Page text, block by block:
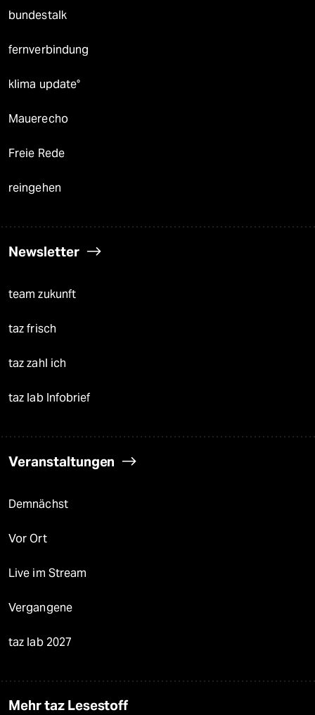
bundestalk
fernverbindung
klima update°
Mauerecho
Freie Rede
reingehen
Newsletter
team zukunft
taz frisch
taz zahl ich
taz lab Infobrief
Veranstaltungen
Demnächst
Vor Ort
Live im Stream
Vergangene
taz lab 2027
Mehr taz Lesestoff